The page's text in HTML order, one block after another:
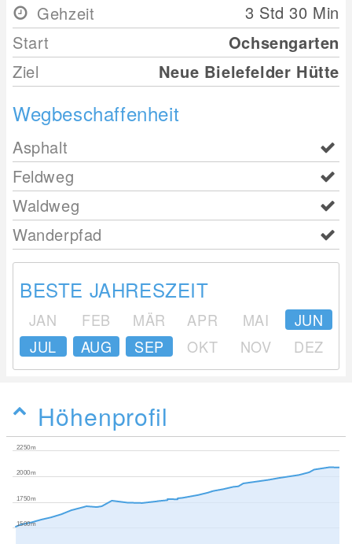
Gehzeit
3 Std 30 Min
Start
Ochsengarten
Ziel
Neue Bielefelder Hütte
Wegbeschaffenheit
Asphalt
Feldweg
Waldweg
Wanderpfad
BESTE JAHRESZEIT
JAN FEB MÄR APR MAI
JUN
JUL
AUG SEP OKT NOV DEZ
Höhenprofil
1500m
1750m
2000m
2250m